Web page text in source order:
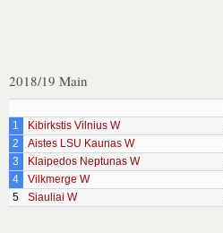
2018/19 Main
1
Kibirkstis Vilnius W
2
Aistes LSU Kaunas W
3
Klaipedos Neptunas W
4
Vilkmerge W
5
Siauliai W